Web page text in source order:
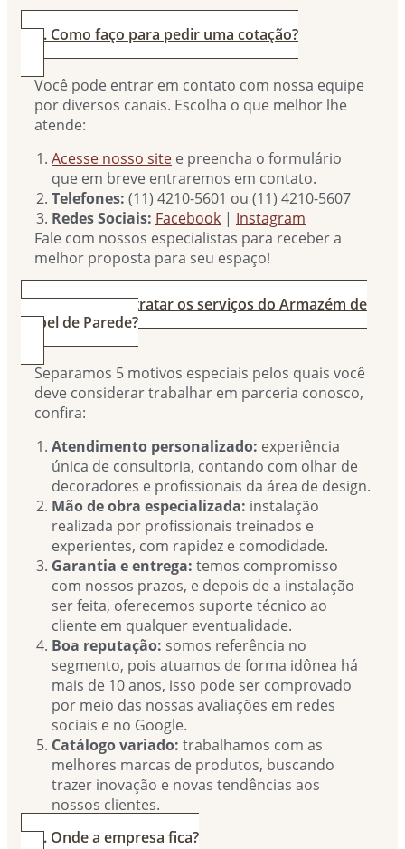
2. Como faço para pedir uma cotação?
Você pode entrar em contato com nossa equipe
por diversos canais. Escolha o que melhor lhe
atende:
Acesse nosso site e preencha o formulário
que em breve entraremos em contato.
Telefones: (11) 4210-5601 ou (11) 4210-5607
Redes Sociais: Facebook | Instagram
Fale com nossos especialistas para receber a
melhor proposta para seu espaço!
3. Por que contratar os serviços do Armazém de
Papel de Parede?
Separamos 5 motivos especiais pelos quais você
deve considerar trabalhar em parceria conosco,
confira:
Atendimento personalizado: experiência
única de consultoria, contando com olhar de
decoradores e profissionais da área de design.
Mão de obra especializada: instalação
realizada por profissionais treinados e
experientes, com rapidez e comodidade.
Garantia e entrega: temos compromisso
com nossos prazos, e depois de a instalação
ser feita, oferecemos suporte técnico ao
cliente em qualquer eventualidade.
Boa reputação: somos referência no
segmento, pois atuamos de forma idônea há
mais de 10 anos, isso pode ser comprovado
por meio das nossas avaliações em redes
sociais e no Google.
Catálogo variado: trabalhamos com as
melhores marcas de produtos, buscando
trazer inovação e novas tendências aos
nossos clientes.
4. Onde a empresa fica?